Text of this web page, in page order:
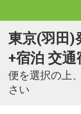
東京(羽田)
+宿泊 交
便を選択の上
さい